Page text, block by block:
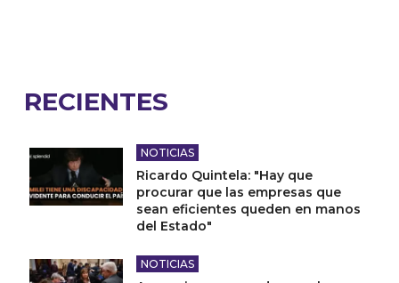
RECIENTES
NOTICIAS
Ricardo Quintela: "Hay que
procurar que las empresas que
sean eficientes queden en manos
del Estado"
NOTICIAS